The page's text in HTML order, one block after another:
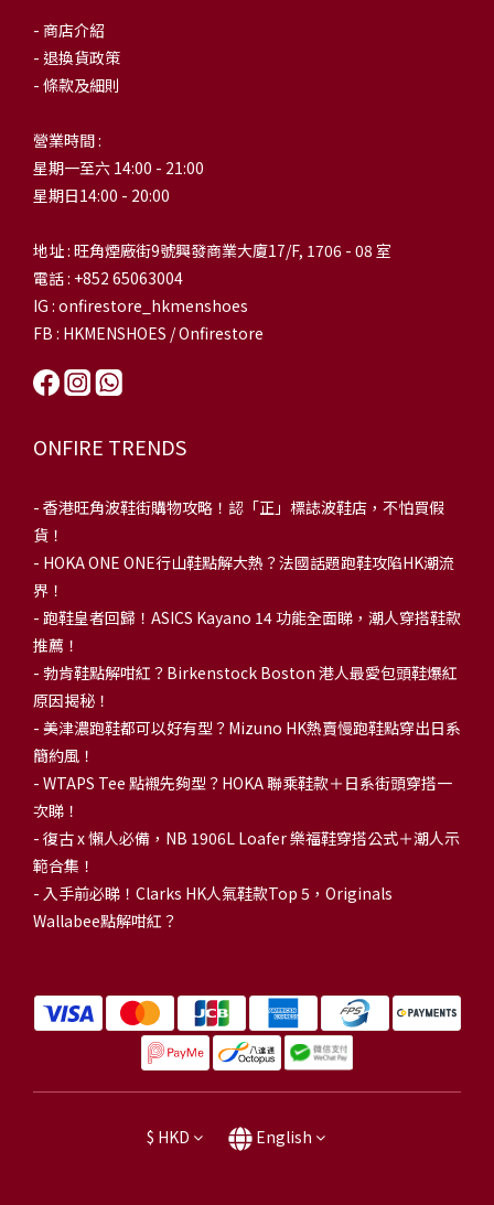
- 商店介紹
- 退換貨政策
- 條款及細則
營業時間 :
星期一至六 14:00 - 21:00
星期日14:00 - 20:00
地址 : 旺角煙廠街9號興發商業大廈17/F, 1706 - 08 室
電話 : +852 65063004
IG : onfirestore_hkmenshoes
FB : HKMENSHOES / Onfirestore
ONFIRE TRENDS
- 香港旺角波鞋街購物攻略！認「正」標誌波鞋店，不怕買假
貨！
- HOKA ONE ONE行山鞋點解大熱？法國話題跑鞋攻陷HK潮流
界！
- 跑鞋皇者回歸！ASICS Kayano 14 功能全面睇，潮人穿搭鞋款
推薦！
- 勃肯鞋點解咁紅？Birkenstock Boston 港人最愛包頭鞋爆紅
原因揭秘！
- 美津濃跑鞋都可以好有型？Mizuno HK熱賣慢跑鞋點穿出日系
簡約風！
- WTAPS Tee 點襯先夠型？HOKA 聯乘鞋款＋日系街頭穿搭一
次睇！
- 復古 x 懶人必備，NB 1906L Loafer 樂福鞋穿搭公式＋潮人示
範合集！
- 入手前必睇！Clarks HK人氣鞋款Top 5，Originals
Wallabee點解咁紅？
$ HKD English